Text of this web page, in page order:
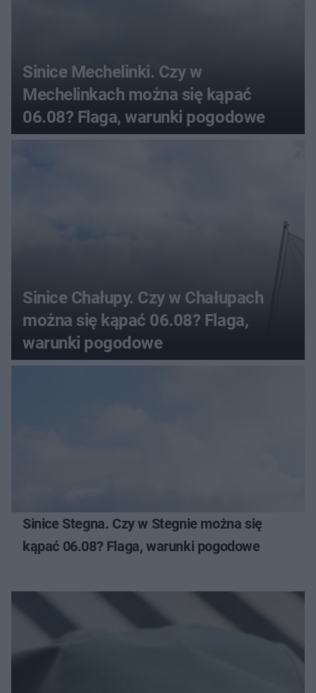
Sinice Mechelinki. Czy w
Mechelinkach można się kąpać
06.08? Flaga, warunki pogodowe
Sinice Chałupy. Czy w Chałupach
można się kąpać 06.08? Flaga,
warunki pogodowe
Sinice Stegna. Czy w Stegnie można się
kąpać 06.08? Flaga, warunki pogodowe